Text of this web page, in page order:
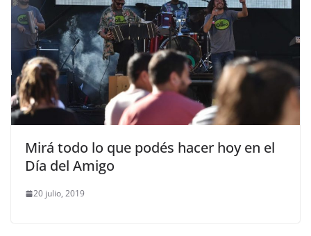
Mirá todo lo que podés hacer hoy en el
Día del Amigo
20 julio, 2019